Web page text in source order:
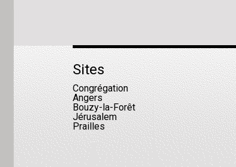
Sites
Congrégation
Angers
Bouzy-la-Forêt
Jérusalem
Prailles